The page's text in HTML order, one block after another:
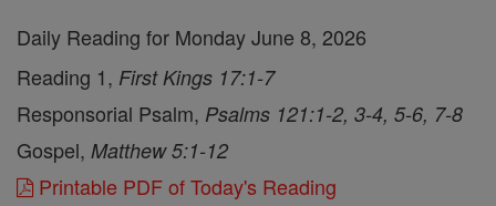
Daily Reading for Monday June 8, 2026
Reading 1, First Kings 17:1-7
Responsorial Psalm, Psalms 121:1-2, 3-4, 5-6, 7-8
Gospel, Matthew 5:1-12
Printable PDF of Today's Reading